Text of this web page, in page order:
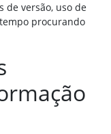
de versão, uso de
procurando